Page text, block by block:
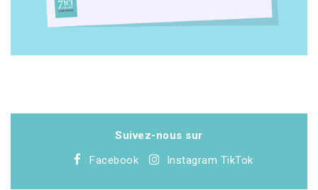
Suivez-nous sur
Facebook
Instagram TikTok